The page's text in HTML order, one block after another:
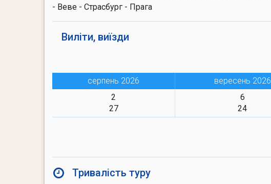
- Веве - Страсбург - Прага
Виліти, виїзди
серпень 2026 вересень 2026
2
27
6
24
Тривалість туру